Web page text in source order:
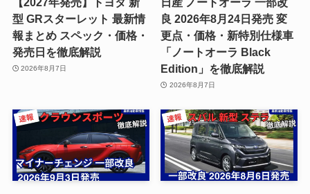
型 GRスターレット 最新情
報まとめ スペック・価格・
発売日を徹底解説
2026年8月7日
良 2026年8月24日発売 変
更点・価格・新特別仕様車
「ノートオーラ Black
Edition」を徹底解説
2026年8月7日